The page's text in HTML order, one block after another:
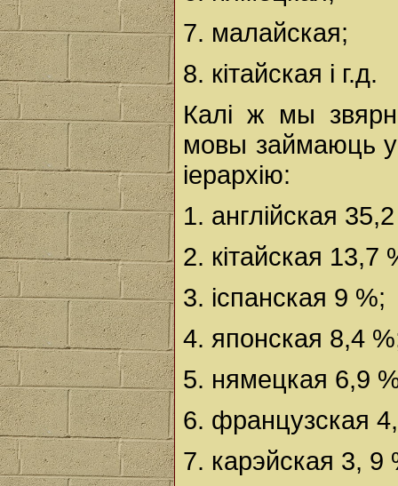
7. малайская;
8. кітайская і г.д.
Калі ж мы
мовы займаюць
іерархію:
1. англійская
2. кітайская 13,7
3. іспанская 9 %;
4. японская 8,4
5. нямецкая 6,9
6. французская
7. карэйская 3, 9